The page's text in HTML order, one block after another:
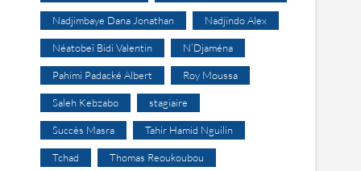
Nadjimbaye Dana Jonathan Nadjindo Alex
Néatobeï Bidi Valentin N’Djaména
Pahimi Padacké Albert Roy Moussa
Saleh Kebzabo stagiaire
Succès Masra Tahir Hamid Nguilin
Tchad Thomas Reoukoubou